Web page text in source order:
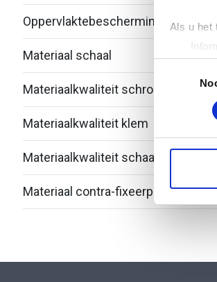
Als u het
Uw
Lees
media,
Oppervlaktebescherming schaal
Materiaal schaal
Materiaalkwaliteit schroef
Materiaalkwaliteit klem
Materiaalkwaliteit schaal
Materiaal contra-fixeerplaatje